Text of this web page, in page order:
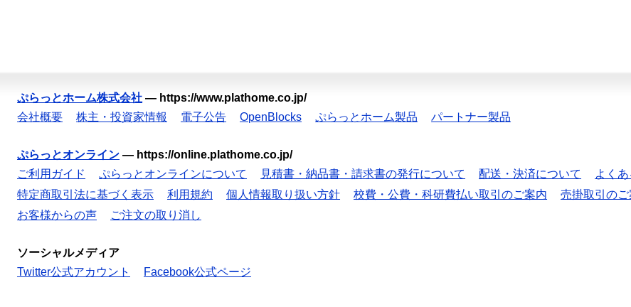
ぷらっとホーム株式会社 — https://www.plathome.co.jp/
会社概要
株主・投資家情報 電子公告 OpenBlocks ぷらっとホーム製品 パートナー製品
ぷらっとオンライン — https://online.plathome.co.jp/
ご利用ガイド
ぷらっとオンラインについて 見積書・納品書・請求書の発行について 配送・決済について
よく
特定商取引法に基づく表示
利用規約 個人情報取り扱い方針 校費・公費・科研費払い取引のご案内 売掛取引のご
お客様からの声
ご注文の取り消し
ソーシャルメディア
Twitter公式アカウント
Facebook公式ページ